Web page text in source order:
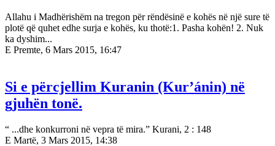
Allahu i Madhërishëm na tregon për rëndësinë e kohës në një sure të
plotë që quhet edhe surja e kohës, ku thotë:1. Pasha kohën! 2. Nuk
ka dyshim...
E Premte, 6 Mars 2015, 16:47
Si e përcjellim Kuranin (Kur’ánin) në
gjuhën tonë.
“ ...dhe konkurroni në vepra të mira.” Kurani, 2 : 148
E Martë, 3 Mars 2015, 14:38